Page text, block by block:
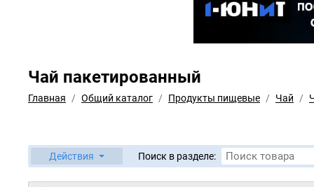
Чай пакетированный
Главная Общий каталог Продукты пищевые Чай
Действия Поиск в разделе: